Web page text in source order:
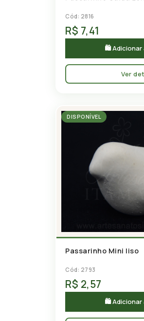
Cód: 2816
R$ 7,41
🛍 Adicionar
Ver
DISPONÍVEL
Passarinho Mini liso
Cód: 2793
R$ 2,57
🛍 Adicionar